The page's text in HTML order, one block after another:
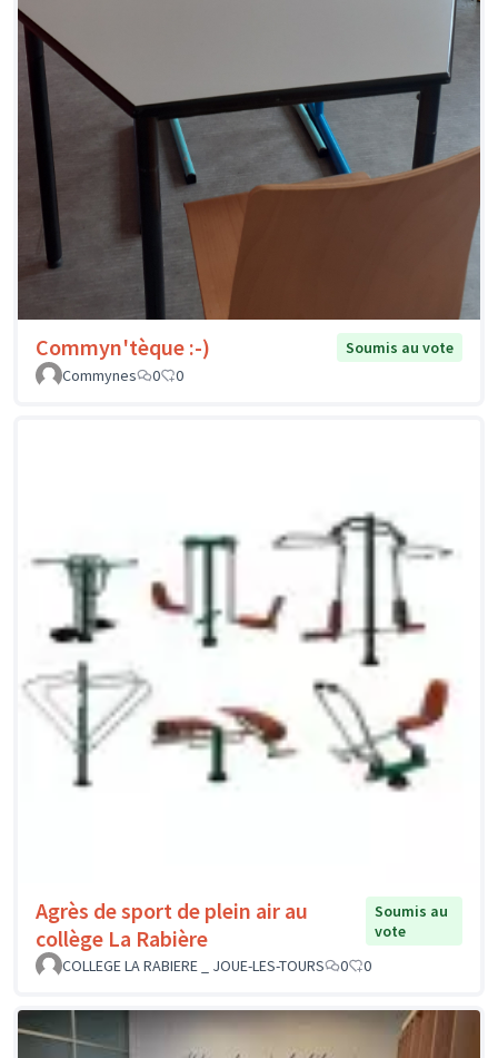
Commyn'tèque :-)
Soumis au vote
Commynes
0 0
Agrès de sport de plein air au
collège La Rabière
Soumis au
vote
COLLEGE LA RABIERE _ JOUE-LES-TOURS
0 0